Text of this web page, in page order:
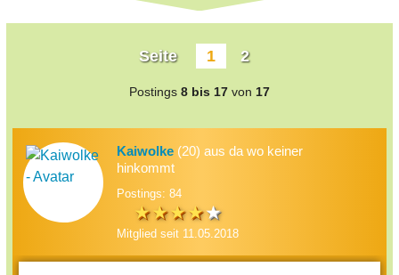
Seite 1 2
Postings 8 bis 17 von 17
Kaiwolke (20) aus da wo keiner
hinkommt
Postings: 84
Mitglied seit 11.05.2018